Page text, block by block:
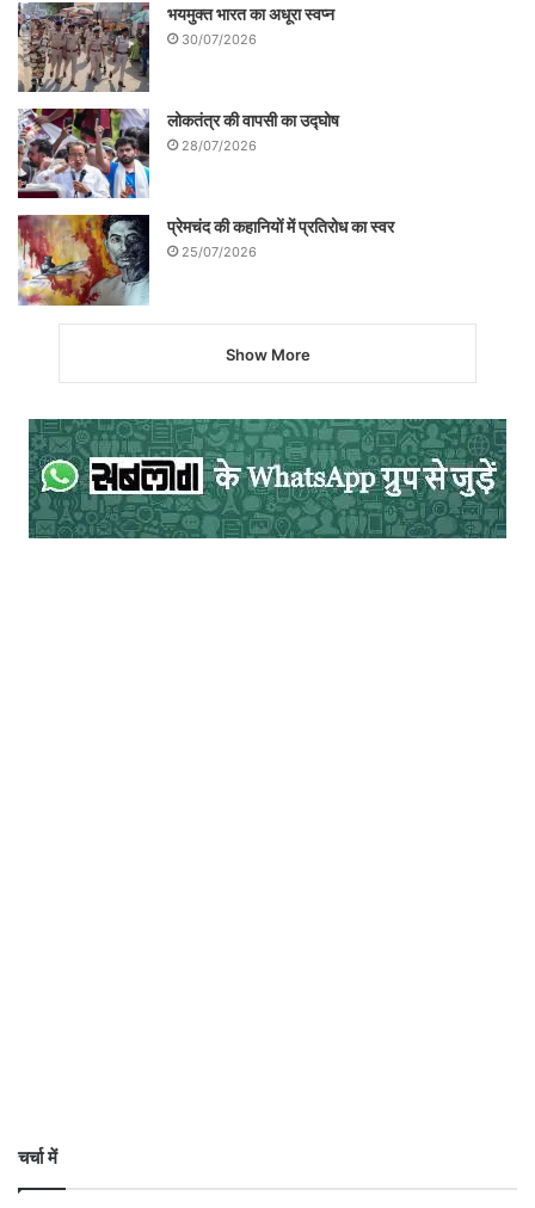
भयमुक्त भारत का अधूरा स्वप्न
30/07/2026
लोकतंत्र की वापसी का उद्घोष
28/07/2026
प्रेमचंद की कहानियों में प्रतिरोध का स्वर
25/07/2026
Show More
चर्चा में